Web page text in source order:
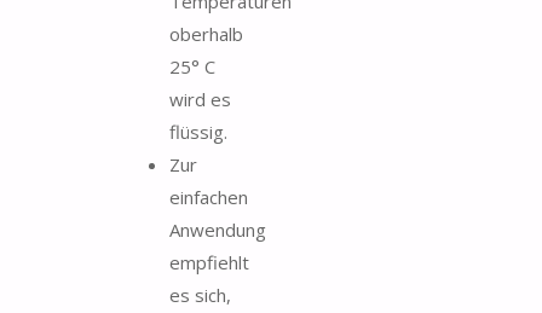
oberhalb
25° C
wird es
flüssig.
Zur
einfachen
Anwendung
empfiehlt
es sich,